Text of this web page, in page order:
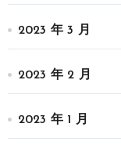
2023 年 3 月
2023 年 2 月
2023 年 1 月